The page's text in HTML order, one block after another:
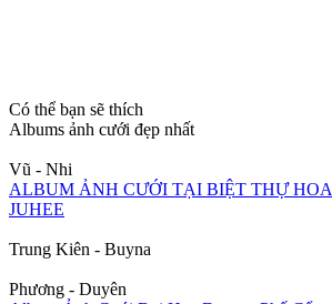
Có thể bạn sẽ thích
Albums ảnh cưới đẹp nhất
Vũ - Nhi
ALBUM ẢNH CƯỚI TẠI BIỆT THỰ
JUHEE
Trung Kiên - Buyna
Phương - Duyên